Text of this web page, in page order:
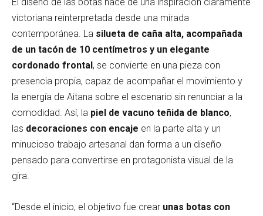
victoriana reinterpretada desde una mirada
contemporánea. La silueta de caña alta, acompañada
de un tacón de 10 centímetros y un elegante
cordonado frontal, se convierte en una pieza con
presencia propia, capaz de acompañar el movimiento y
la energía de Aitana sobre el escenario sin renunciar a la
comodidad. Así, la piel de vacuno teñida de blanco,
las decoraciones con encaje en la parte alta y un
minucioso trabajo artesanal dan forma a un diseño
pensado para convertirse en protagonista visual de la
gira.
“Desde el inicio, el objetivo fue crear unas botas con